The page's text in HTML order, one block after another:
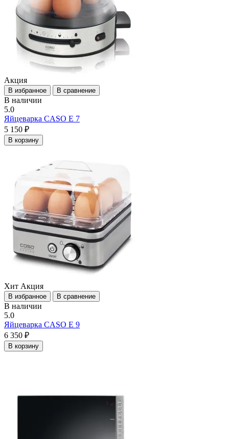
Акция
В избранное В сравнение
В наличии
5.0
Яйцеварка CASO E 7
5 150 ₽
В корзину
Хит Акция
В избранное В сравнение
В наличии
5.0
Яйцеварка CASO E 9
6 350 ₽
В корзину